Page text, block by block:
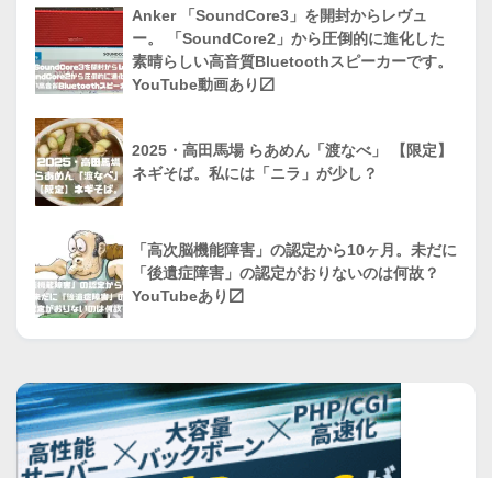
Anker 「SoundCore3」を開封からレヴュ
ー。 「SoundCore2」から圧倒的に進化した
素晴らしい高音質Bluetoothスピーカーです。
YouTube動画あり〼
2025・高田馬場 らあめん「渡なべ」 【限定】
ネギそば。私には「ニラ」が少し？
「高次脳機能障害」の認定から10ヶ月。未だに
「後遺症障害」の認定がおりないのは何故？
YouTubeあり〼